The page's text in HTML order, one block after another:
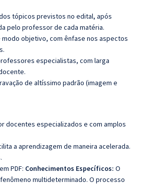
tópicos previstos no edital, após
pelo professor de cada matéria.
modo objetivo, com ênfase nos aspectos
especialistas, com larga
de altíssimo padrão (imagem e
docentes especializados e com amplos
a aprendizagem de maneira acelerada.
PDF: Conhecimentos Específicos: O
multideterminado. O processo